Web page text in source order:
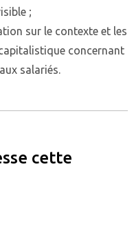
;
sur le contexte et les
concernant
salariés.
cette